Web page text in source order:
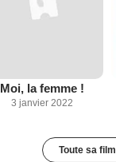
Moi, la femme !
3 janvier 2022
Toute sa